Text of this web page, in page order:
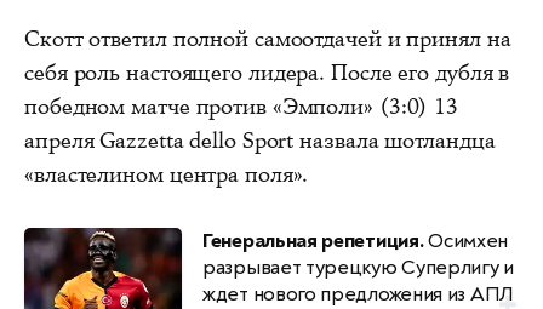
Скотт ответил полной самоотдачей и принял на
себя роль настоящего лидера. После его дубля в
победном матче против «Эмполи» (3:0) 13
апреля Gazzetta dello Sport назвала шотландца
«властелином центра поля».
Генеральная репетиция.Осимхен
разрывает турецкую Суперлигу и
ждет нового предложения из АПЛ